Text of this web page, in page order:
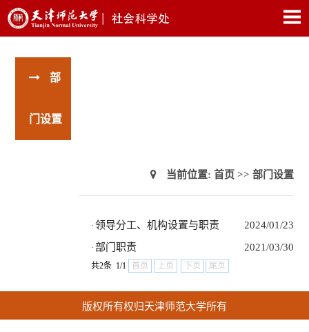
部
门设置
当前位置: 首页 >> 部门设置
· 领导分工、机构设置与职责 2024/01/23
· 部门职责 2021/03/30
共2条 1/1 首页 上页 下页 尾页
版权所有权归天津师范大学所有